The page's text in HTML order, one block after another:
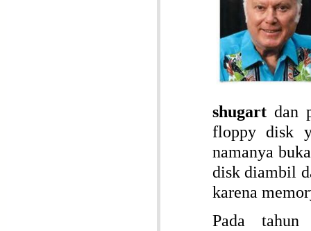
shugart dan
floppy disk
namanya
disk diambil
karena
Pada tahun